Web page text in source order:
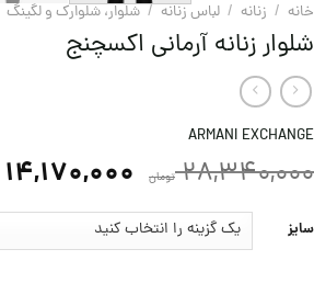
خانه / زنانه / لباس زنانه / شلوار، شلوارک و لگینگ
شلوار زنانه آرمانی اکسچنج
ARMANI EXCHANGE
28,340,000 تومان 14,170,000
سایز